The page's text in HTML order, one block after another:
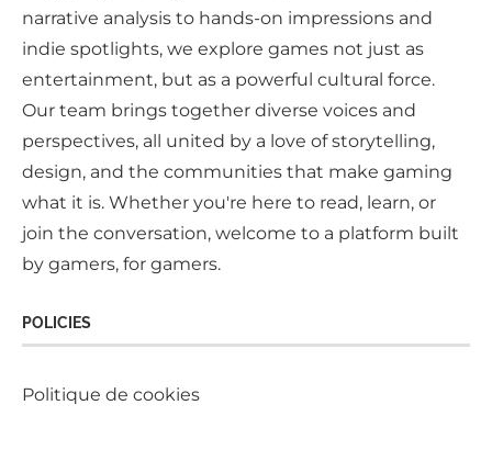
narrative analysis to hands-on impressions and
indie spotlights, we explore games not just as
entertainment, but as a powerful cultural force.
Our team brings together diverse voices and
perspectives, all united by a love of storytelling,
design, and the communities that make gaming
what it is. Whether you're here to read, learn, or
join the conversation, welcome to a platform built
by gamers, for gamers.
POLICIES
Politique de cookies